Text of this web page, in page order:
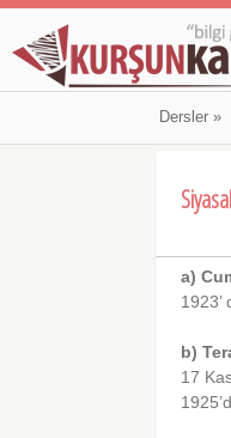
Dersler»
a)
1923’
b)
17